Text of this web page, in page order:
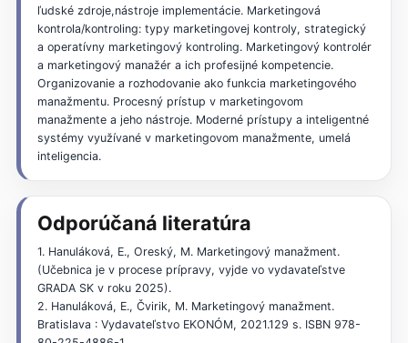
ľudské zdroje,nástroje implementácie. Marketingová
kontrola/kontroling: typy marketingovej kontroly, strategický
a operatívny marketingový kontroling. Marketingový kontrolér
a marketingový manažér a ich profesijné kompetencie.
Organizovanie a rozhodovanie ako funkcia marketingového
manažmentu. Procesný prístup v marketingovom
manažmente a jeho nástroje. Moderné prístupy a inteligentné
systémy využívané v marketingovom manažmente, umelá
inteligencia.
Odporúčaná literatúra
1. Hanuláková, E., Oreský, M. Marketingový manažment.
(Učebnica je v procese prípravy, vyjde vo vydavateľstve
GRADA SK v roku 2025).
2. Hanuláková, E., Čvirik, M. Marketingový manažment.
Bratislava : Vydavateľstvo EKONÓM, 2021.129 s. ISBN 978-